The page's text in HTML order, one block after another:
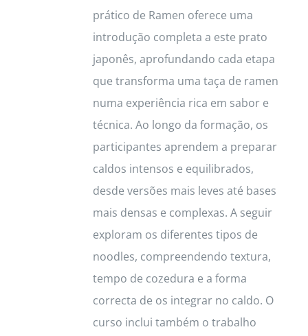
on
the
product
page
prático de Ramen oferece uma
introdução completa a este prato
japonês, aprofundando cada etapa
que transforma uma taça de ramen
numa experiência rica em sabor e
técnica. Ao longo da formação, os
participantes aprendem a preparar
caldos intensos e equilibrados,
desde versões mais leves até bases
mais densas e complexas. A seguir
exploram os diferentes tipos de
noodles, compreendendo textura,
tempo de cozedura e a forma
correcta de os integrar no caldo. O
curso inclui também o trabalho